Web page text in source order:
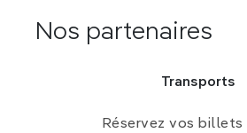
Nos partenaires
Transports
Réservez vos billets